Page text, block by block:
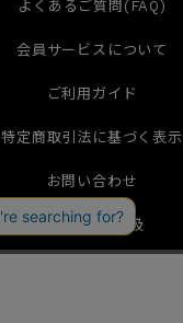
よくあるご質問(FAQ)
会員サービスについて
ご利用ガイド
特定商取引法に基づく表示
お問い合わせ
個人情報の取扱